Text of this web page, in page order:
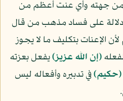
من جهته وأي عنت أعظم من
دلالة على فساد مذهب من قال
الإعنات بتكليف ما لا يجوز
﴿إن الله عزيز﴾يفعل بعزته
﴿حكيم﴾في تدبيره وأفعاله ليس